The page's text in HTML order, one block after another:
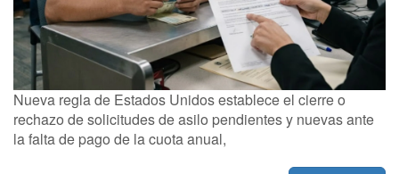
Nueva regla de Estados Unidos establece el cierre o
rechazo de solicitudes de asilo pendientes y nuevas ante
la falta de pago de la cuota anual,